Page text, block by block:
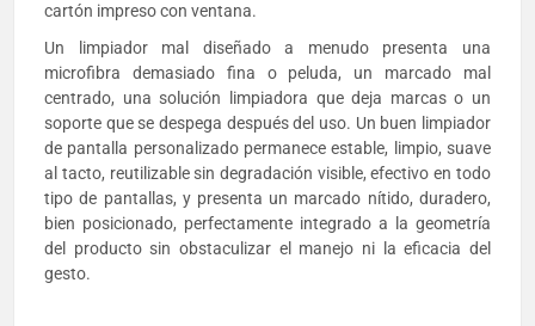
cartón impreso con ventana.
Un limpiador mal diseñado a menudo presenta una
microfibra demasiado fina o peluda, un marcado mal
centrado, una solución limpiadora que deja marcas o un
soporte que se despega después del uso. Un buen limpiador
de pantalla personalizado permanece estable, limpio, suave
al tacto, reutilizable sin degradación visible, efectivo en todo
tipo de pantallas, y presenta un marcado nítido, duradero,
bien posicionado, perfectamente integrado a la geometría
del producto sin obstaculizar el manejo ni la eficacia del
gesto.